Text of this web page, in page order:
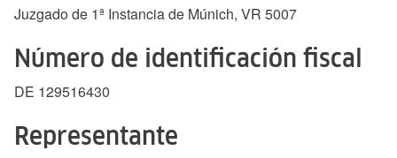
Juzgado de 1ª Instancia de Múnich, VR 5007
Número de identificación fiscal
DE 129516430
Representante